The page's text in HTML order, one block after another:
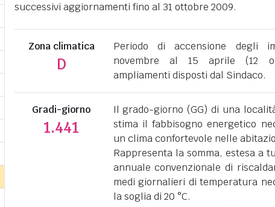
successivi aggiornamenti fino al 31 ottobre 2009.
Zona climatica
D
Periodo di accensione degli
novembre al 15 aprile (12
ampliamenti disposti dal Sindaco.
Gradi-giorno
1.441
Il grado-giorno (GG) di una
stima il fabbisogno energetico
un clima confortevole nelle
Rappresenta la somma, estesa a
annuale convenzionale di
medi giornalieri di temperatura
la soglia di 20 °C.